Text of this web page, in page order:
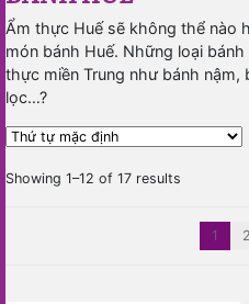
Ẩm thực Huế sẽ không thể nào
món bánh Huế. Những loại
thực miền Trung như bánh
lọc…?
Showing 1–12 of 17 results
1 2